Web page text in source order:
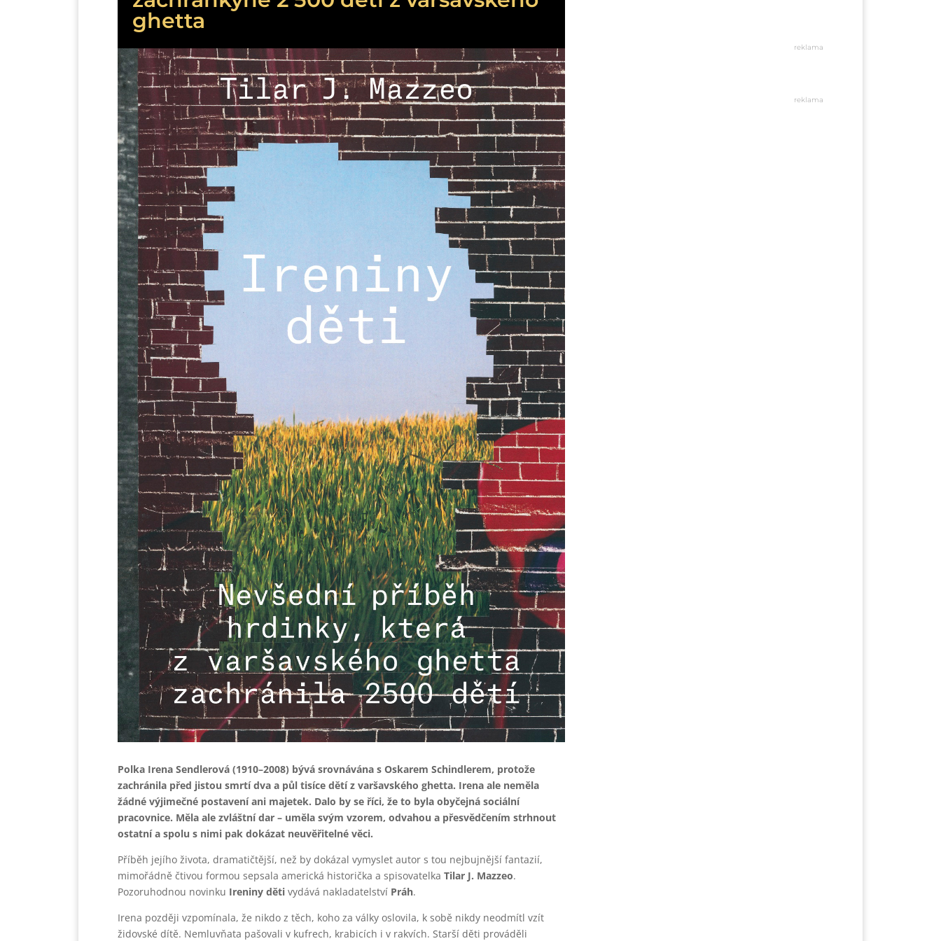
ghetta
Polka Irena Sendlerová (1910–2008) bývá srovnávána s Oskarem Schindlerem, protože
zachránila před jistou smrtí dva a půl tisíce dětí z varšavského ghetta. Irena ale neměla
žádné výjimečné postavení ani majetek. Dalo by se říci, že to byla obyčejná sociální
pracovnice. Měla ale zvláštní dar – uměla svým vzorem, odvahou a přesvědčením strhnout
ostatní a spolu s nimi pak dokázat neuvěřitelné věci.
Příběh jejího života, dramatičtější, než by dokázal vymyslet autor s tou nejbujnější fantazií,
mimořádně čtivou formou sepsala americká historička a spisovatelka Tilar J. Mazzeo.
Pozoruhodnou novinku Ireniny děti vydává nakladatelství Práh.
Irena později vzpomínala, že nikdo z těch, koho za války oslovila, k sobě nikdy neodmítl vzít
židovské dítě. Nemluvňata pašovali v kufrech, krabicích i v rakvích. Starší děti prováděli
reklama
reklama